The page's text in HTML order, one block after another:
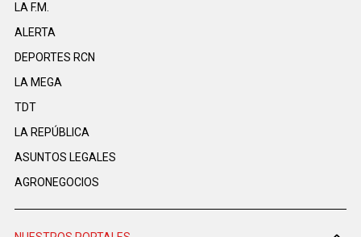
LA F.M.
ALERTA
DEPORTES RCN
LA MEGA
TDT
LA REPÚBLICA
ASUNTOS LEGALES
AGRONEGOCIOS